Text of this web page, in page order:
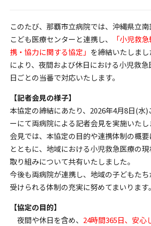
このたび、那覇市立病院では、沖縄県立南
こども医療センターと連携し、
「小児救
携・協力に関する協定」 を締結いたしま
により、夜間および休日における小児救
日ごとの当番で対応いたします。
【記者会見の様子】
本協定の締結にあたり、2026年4月8日(水)
ーにて両病院による記者会見を実施いたし
会見では、本協定の目的や連携体制の概
とともに、地域における小児救急医療の
取り組みについて共有いたしました。
今後も両病院が連携し、地域の子どもた
受けられる体制の充実に努めてまいります。
【協定の目的】
夜間や休日を含め、 24時間365日、安心